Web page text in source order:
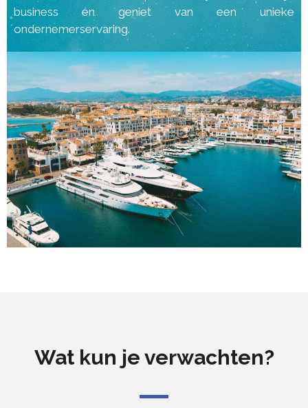
business én geniet van een unieke
ondernemerservaring.
Wat kun je verwachten?